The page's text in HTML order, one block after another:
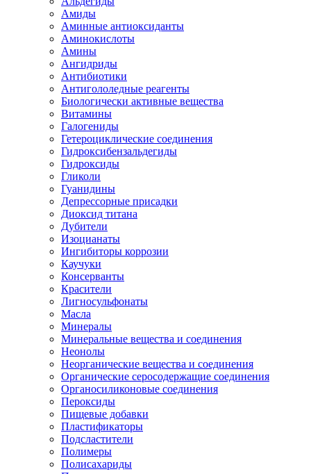
Амиды
Аминные антиоксиданты
Аминокислоты
Амины
Ангидриды
Антибиотики
Антигололедные реагенты
Биологически активные вещества
Витамины
Галогениды
Гетероциклические соединения
Гидроксибензальдегиды
Гидроксиды
Гликоли
Гуанидины
Депрессорные присадки
Диоксид титана
Дубители
Изоцианаты
Ингибиторы коррозии
Каучуки
Консерванты
Красители
Лигносульфонаты
Масла
Минералы
Минеральные вещества и соединения
Неонолы
Неорганические вещества и соединения
Органические серосодержащие соединения
Органосиликоновые соединения
Пероксиды
Пищевые добавки
Пластификаторы
Подсластители
Полимеры
Полисахариды